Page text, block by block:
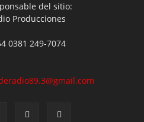
del sitio:
Producciones
0381 249-7074